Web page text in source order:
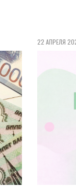
22 АПРЕЛЯ